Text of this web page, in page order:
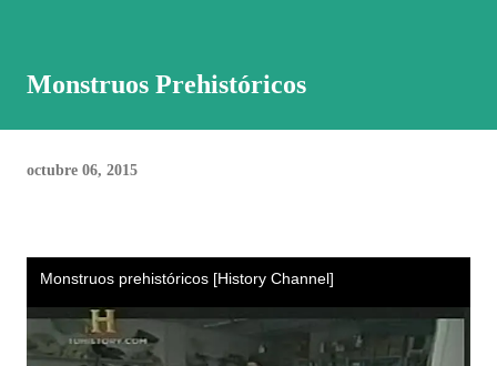
Monstruos Prehistóricos
octubre 06, 2015